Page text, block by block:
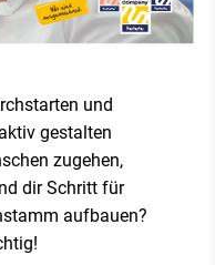
und
gestalten
zugehen,
dir Schritt für
aufbauen?